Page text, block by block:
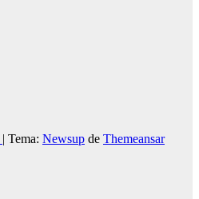
| Tema: Newsup de Themeansar